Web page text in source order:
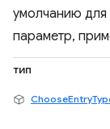
умолчанию для
параметр,
тип